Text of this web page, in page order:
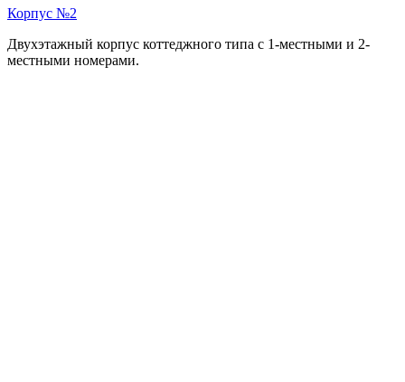
Корпус №2
Двухэтажный корпус коттеджного типа с 1-местными и 2-
местными номерами.